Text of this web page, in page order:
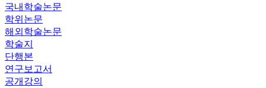
국내학술논문
학위논문
해외학술논문
학술지
단행본
연구보고서
공개강의